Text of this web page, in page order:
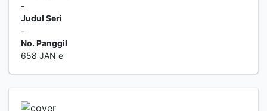
-
Judul Seri
-
No. Panggil
658 JAN e